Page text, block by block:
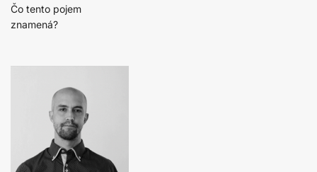
Čo tento pojem
znamená?